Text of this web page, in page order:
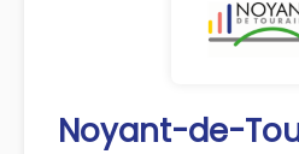
Noyant-de-